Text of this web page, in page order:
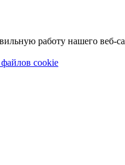
работу нашего веб-
cookie